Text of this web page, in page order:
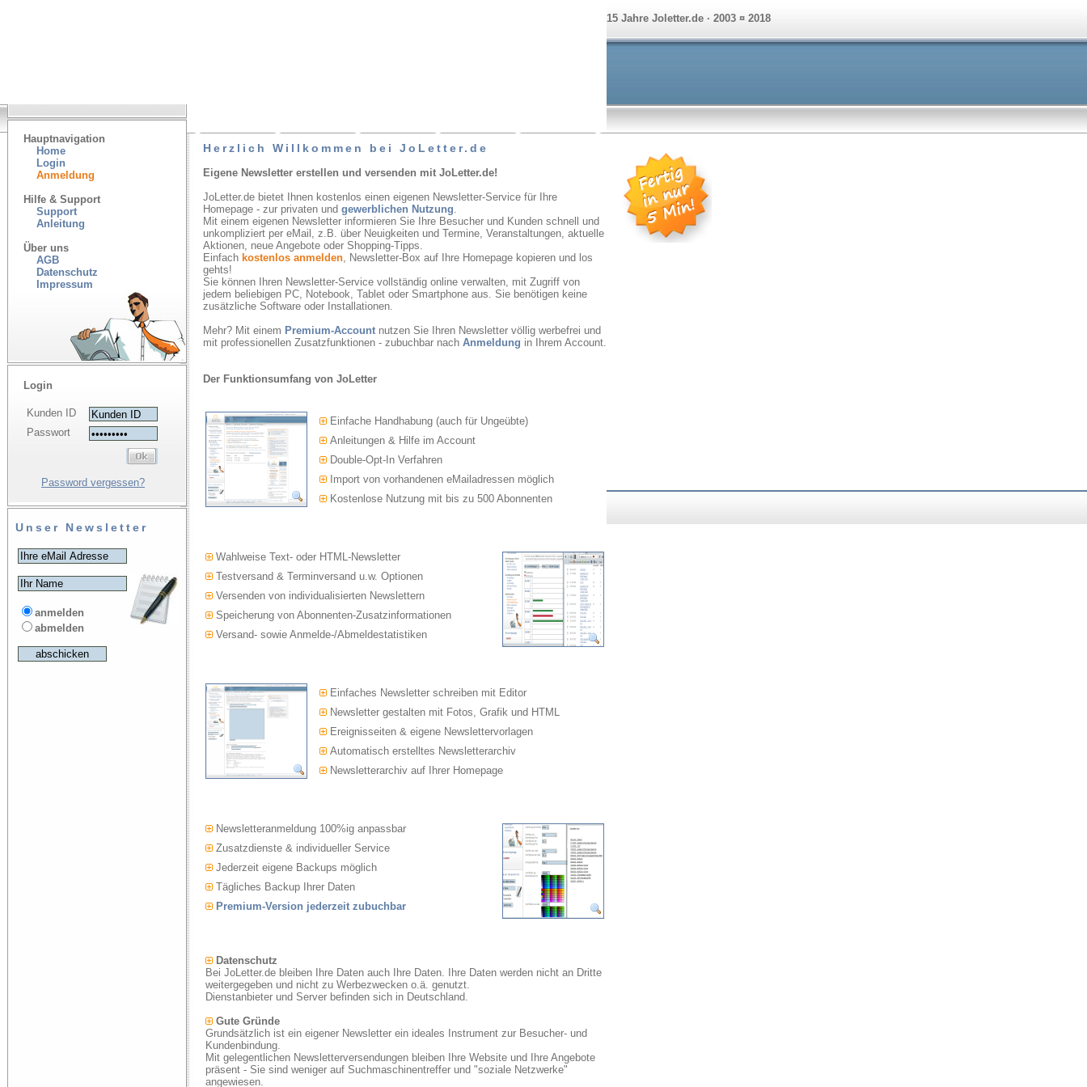
15 Jahre Joletter.de · 2003 ¤ 2018
Hauptnavigation
Home
Login
Anmeldung
Hilfe & Support
Support
Anleitung
Über uns
AGB
Datenschutz
Impressum
Login
Kunden ID
Passwort
Password vergessen?
Unser Newsletter
anmelden
abmelden
Herzlich Willkommen bei JoLetter.de
Eigene Newsletter erstellen und versenden mit JoLetter.de!
JoLetter.de bietet Ihnen kostenlos einen eigenen Newsletter-Service für Ihre
Homepage - zur privaten und gewerblichen Nutzung.
Mit einem eigenen Newsletter informieren Sie Ihre Besucher und Kunden schnell und
unkompliziert per eMail, z.B. über Neuigkeiten und Termine, Veranstaltungen, aktuelle
Aktionen, neue Angebote oder Shopping-Tipps.
Einfach kostenlos anmelden, Newsletter-Box auf Ihre Homepage kopieren und los
gehts!
Sie können Ihren Newsletter-Service vollständig online verwalten, mit Zugriff von
jedem beliebigen PC, Notebook, Tablet oder Smartphone aus. Sie benötigen keine
zusätzliche Software oder Installationen.
Mehr? Mit einem Premium-Account nutzen Sie Ihren Newsletter völlig werbefrei und
mit professionellen Zusatzfunktionen - zubuchbar nach Anmeldung in Ihrem Account.
Der Funktionsumfang von JoLetter
Einfache Handhabung (auch für Ungeübte)
Anleitungen & Hilfe im Account
Double-Opt-In Verfahren
Import von vorhandenen eMailadressen möglich
Kostenlose Nutzung mit bis zu 500 Abonnenten
Wahlweise Text- oder HTML-Newsletter
Testversand & Terminversand u.w. Optionen
Versenden von individualisierten Newslettern
Speicherung von Abonnenten-Zusatzinformationen
Versand- sowie Anmelde-/Abmeldestatistiken
Einfaches Newsletter schreiben mit Editor
Newsletter gestalten mit Fotos, Grafik und HTML
Ereignisseiten & eigene Newslettervorlagen
Automatisch erstelltes Newsletterarchiv
Newsletterarchiv auf Ihrer Homepage
Newsletteranmeldung 100%ig anpassbar
Zusatzdienste & individueller Service
Jederzeit eigene Backups möglich
Tägliches Backup Ihrer Daten
Premium-Version jederzeit zubuchbar
Datenschutz
Bei JoLetter.de bleiben Ihre Daten auch Ihre Daten. Ihre Daten werden nicht an Dritte
weitergegeben und nicht zu Werbezwecken o.ä. genutzt.
Dienstanbieter und Server befinden sich in Deutschland.
Gute Gründe
Grundsätzlich ist ein eigener Newsletter ein ideales Instrument zur Besucher- und
Kundenbindung.
Mit gelegentlichen Newsletterversendungen bleiben Ihre Website und Ihre Angebote
präsent - Sie sind weniger auf Suchmaschinentreffer und "soziale Netzwerke"
angewiesen.